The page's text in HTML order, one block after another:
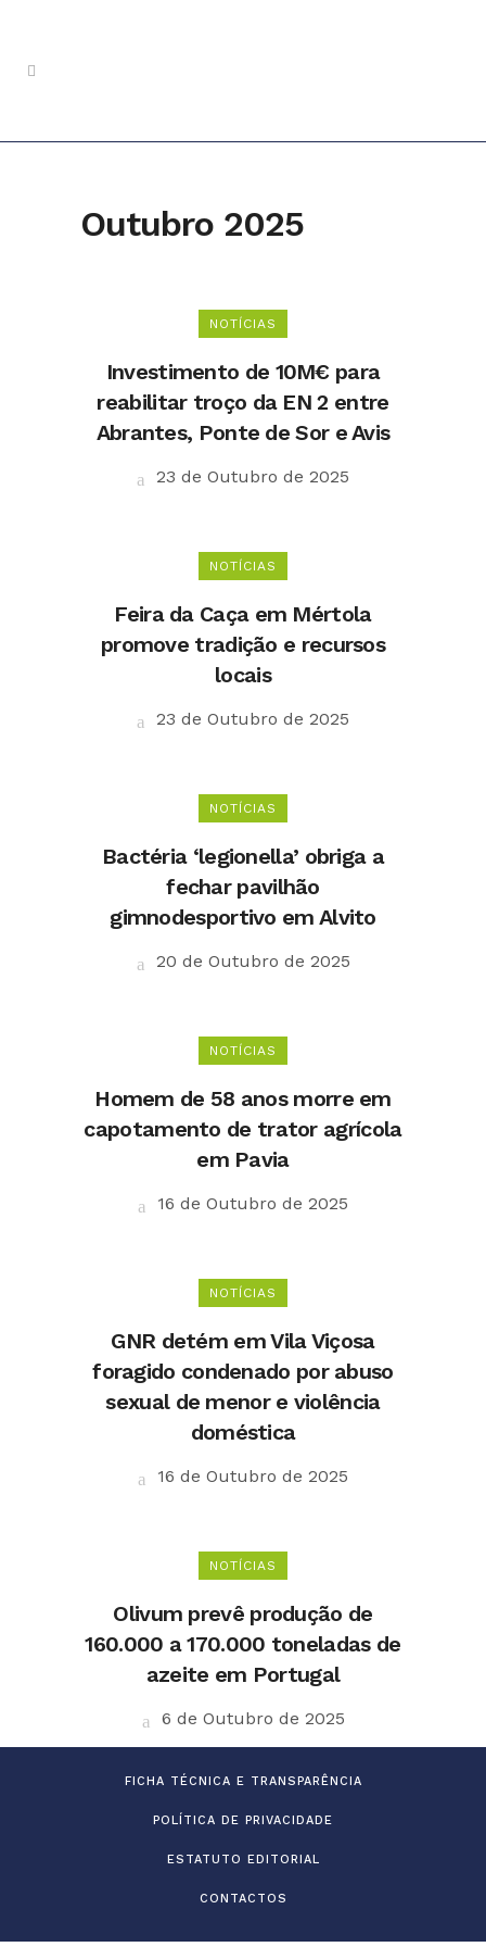
Outubro 2025
NOTÍCIAS
Investimento de 10M€ para
reabilitar troço da EN 2 entre
Abrantes, Ponte de Sor e Avis
23 de Outubro de 2025
NOTÍCIAS
Feira da Caça em Mértola
promove tradição e recursos
locais
23 de Outubro de 2025
NOTÍCIAS
Bactéria ‘legionella’ obriga a
fechar pavilhão
gimnodesportivo em Alvito
20 de Outubro de 2025
NOTÍCIAS
Homem de 58 anos morre em
capotamento de trator agrícola
em Pavia
16 de Outubro de 2025
NOTÍCIAS
GNR detém em Vila Viçosa
foragido condenado por abuso
sexual de menor e violência
doméstica
16 de Outubro de 2025
NOTÍCIAS
Olivum prevê produção de
160.000 a 170.000 toneladas de
azeite em Portugal
6 de Outubro de 2025
FICHA TÉCNICA E TRANSPARÊNCIA
POLÍTICA DE PRIVACIDADE
ESTATUTO EDITORIAL
CONTACTOS